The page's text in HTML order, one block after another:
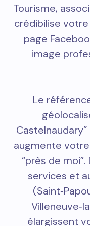
Tourisme,
crédibilise votre
page
image
Le
augmente
“près de
services et
élargissent